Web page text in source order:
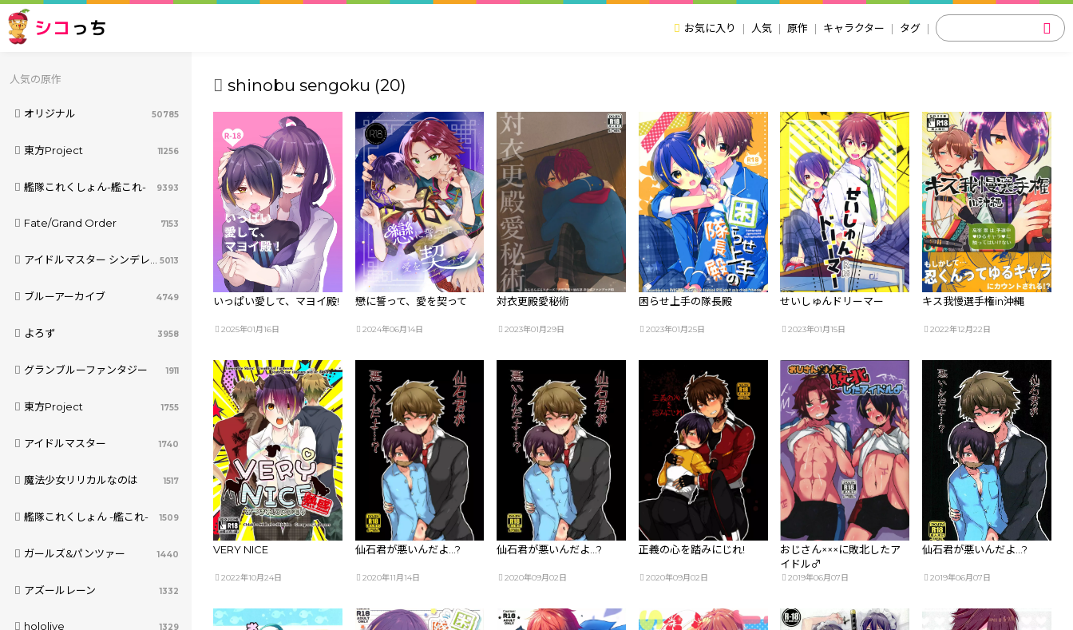
シコ っち お気に入り 人気 原作 キャラクター タグ
人気の原作
オリジナル 50785
東方Project 11256
艦隊これくしょん-艦これ- 9393
Fate/Grand Order 7153
アイドルマスター シンデレラガールズ 5013
ブルーアーカイブ 4749
よろず 3958
グランブルーファンタジー 1911
東方Project 1755
アイドルマスター 1740
魔法少女リリカルなのは 1517
艦隊これくしょん -艦これ- 1509
ガールズ&パンツァー 1440
アズールレーン 1332
hololive 1329
shinobu sengoku (20)
いっぱい愛して、マヨイ殿!
2025年01月16日
戀に誓って、愛を契って
2024年06月14日
対衣更殿愛秘術
2023年01月29日
困らせ上手の隊長殿
2023年01月25日
せいしゅんドリーマー
2023年01月15日
キス我慢選手権in沖縄
2022年12月22日
VERY NICE
2022年10月24日
仙石君が悪いんだよ…?
2020年11月14日
仙石君が悪いんだよ…?
2020年09月02日
正義の心を踏みにじれ!
2020年09月02日
おじさん×××に敗北したア
イドル♂
2019年06月07日
仙石君が悪いんだよ…?
2019年06月07日